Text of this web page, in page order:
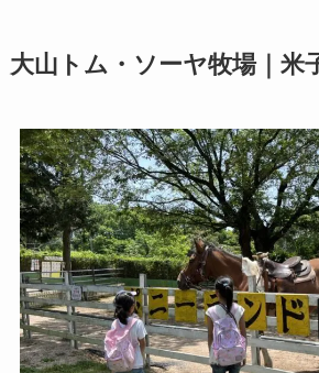
大山トム・ソーヤ牧場｜米